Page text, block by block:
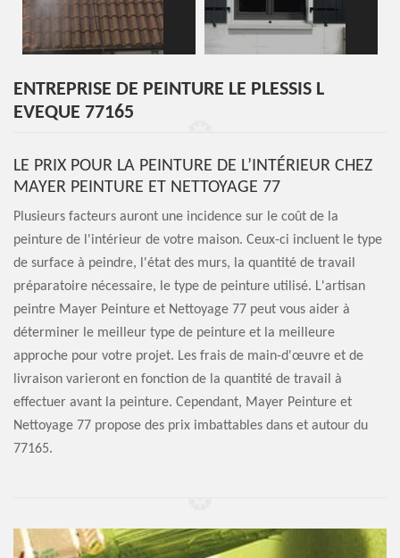
ENTREPRISE DE PEINTURE LE PLESSIS L
EVEQUE 77165
LE PRIX POUR LA PEINTURE DE L’INTÉRIEUR CHEZ
MAYER PEINTURE ET NETTOYAGE 77
Plusieurs facteurs auront une incidence sur le coût de la
peinture de l'intérieur de votre maison. Ceux-ci incluent le type
de surface à peindre, l'état des murs, la quantité de travail
préparatoire nécessaire, le type de peinture utilisé. L'artisan
peintre Mayer Peinture et Nettoyage 77 peut vous aider à
déterminer le meilleur type de peinture et la meilleure
approche pour votre projet. Les frais de main-d'œuvre et de
livraison varieront en fonction de la quantité de travail à
effectuer avant la peinture. Cependant, Mayer Peinture et
Nettoyage 77 propose des prix imbattables dans et autour du
77165.